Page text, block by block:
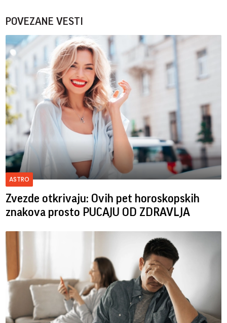
POVEZANE VESTI
ASTRO
Zvezde otkrivaju: Ovih pet horoskopskih
znakova prosto PUCAJU OD ZDRAVLJA